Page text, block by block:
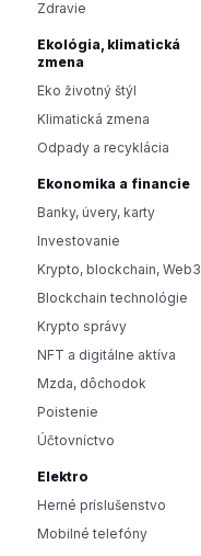
Zdravie
Ekológia, klimatická
zmena
Eko životný štýl
Klimatická zmena
Odpady a recyklácia
Ekonomika a financie
Banky, úvery, karty
Investovanie
Krypto, blockchain, Web3
Blockchain technológie
Krypto správy
NFT a digitálne aktíva
Mzda, dôchodok
Poistenie
Účtovníctvo
Elektro
Herné príslušenstvo
Mobilné telefóny